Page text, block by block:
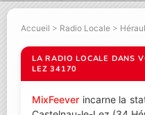
Accueil > Radio Locale >
LA RADIO LOCALE DANS
LEZ 34170
MixFeever incarne la